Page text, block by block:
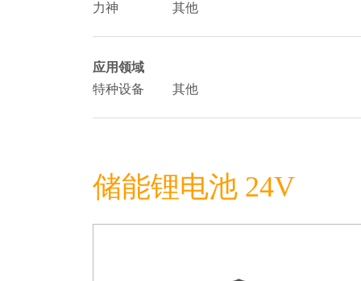
力神
其他
应用领域
特种设备
其他
储能锂电池 24V